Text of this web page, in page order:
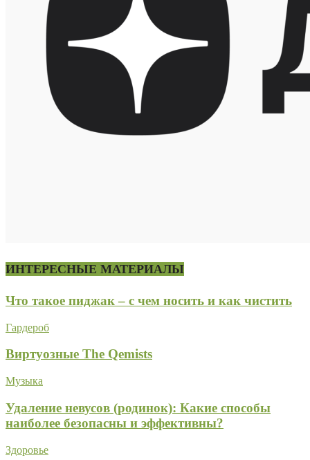
ИНТЕРЕСНЫЕ МАТЕРИАЛЫ
Что такое пиджак – с чем носить и как чистить
Гардероб
Виртуозные The Qemists
Музыка
Удаление невусов (родинок): Какие способы
наиболее безопасны и эффективны?
Здоровье